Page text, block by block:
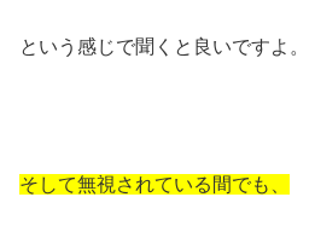
という感じで聞くと良いですよ。
そして無視されている間でも、